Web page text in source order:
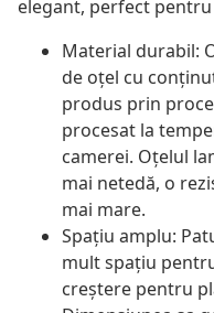
elegant, perfect
Material durabil:
de oțel cu
produs prin
procesat la
camerei. Oțelul
mai netedă, o
mai mare.
Spațiu amplu:
mult spațiu
creștere pentru